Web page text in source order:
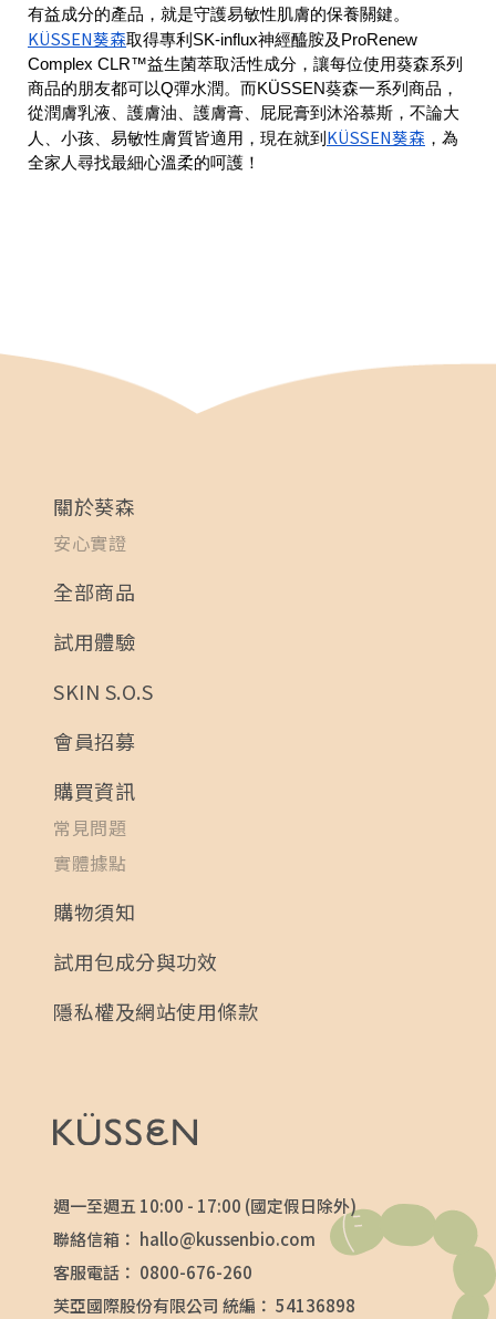
有益成分的產品，就是守護易敏性肌膚的保養關鍵。
KÜSSEN葵森取得專利SK-influx神經醯胺及ProRenew
Complex CLR™益生菌萃取活性成分，讓每位使用葵森系列
商品的朋友都可以Q彈水潤。而KÜSSEN葵森一系列商品，
從潤膚乳液、護膚油、護膚膏、屁屁膏到沐浴慕斯，不論大
人、小孩、易敏性膚質皆適用，現在就到 KÜSSEN葵森 ，為
全家人尋找最細心溫柔的呵護！
週一至週五 10:00 - 17:00 (國定假日除外)
聯絡信箱： hallo@kussenbio.com
客服電話： 0800-676-260
芙亞國際股份有限公司 統編： 54136898
關於葵森
安心實證
全部商品
試用體驗
SKIN S.O.S
會員招募
購買資訊
常見問題
實體據點
購物須知
試用包成分與功效
隱私權及網站使用條款